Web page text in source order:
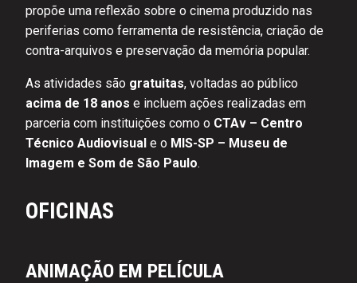
propõe uma reflexão sobre o cinema produzido nas
periferias como ferramenta de resistência, criação de
contra-arquivos e preservação da memória popular.
As atividades são gratuitas, voltadas ao público
acima de 18 anos e incluem ações realizadas em
parceria com instituições como o CTAv – Centro
Técnico Audiovisual e o MIS-SP – Museu de
Imagem e Som de São Paulo.
OFICINAS
ANIMAÇÃO EM PELÍCULA